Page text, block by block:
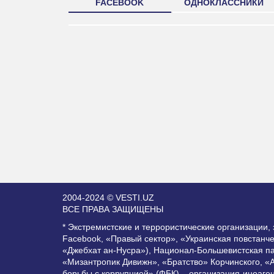
FACEBOOK ОДНОКЛАССНИКИ
2004-2024 © VESTI.UZ
ВСЕ ПРАВА ЗАЩИЩЕНЫ
* Экстремистские и террористические
Facebook, «Правый сектор», «Украинская
«Джебхат ан-Нусра»), Национал-Большевистская
«Мизантропик Дивижн», «Братство»